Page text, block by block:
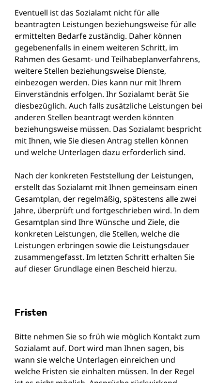
Eventuell ist das Sozialamt nicht für alle
beantragten Leistungen beziehungsweise für alle
ermittelten Bedarfe zuständig. Daher können
gegebenenfalls in einem weiteren Schritt, im
Rahmen des Gesamt- und Teilhabeplanverfahrens,
weitere Stellen beziehungsweise Dienste,
einbezogen werden. Dies kann nur mit Ihrem
Einverständnis erfolgen. Ihr Sozialamt berät Sie
diesbezüglich. Auch falls zusätzliche Leistungen bei
anderen Stellen beantragt werden könnten
beziehungsweise müssen. Das Sozialamt bespricht
mit Ihnen, wie Sie diesen Antrag stellen können
und welche Unterlagen dazu erforderlich sind.
Nach der konkreten Feststellung der Leistungen,
erstellt das Sozialamt mit Ihnen gemeinsam einen
Gesamtplan, der regelmäßig, spätestens alle zwei
Jahre, überprüft und fortgeschrieben wird. In dem
Gesamtplan sind Ihre Wünsche und Ziele, die
konkreten Leistungen, die Stellen, welche die
Leistungen erbringen sowie die Leistungsdauer
zusammengefasst. Im letzten Schritt erhalten Sie
auf dieser Grundlage einen Bescheid hierzu.
Fristen
Bitte nehmen Sie so früh wie möglich Kontakt zum
Sozialamt auf. Dort wird man Ihnen sagen, bis
wann sie welche Unterlagen einreichen und
welche Fristen sie einhalten müssen. In der Regel